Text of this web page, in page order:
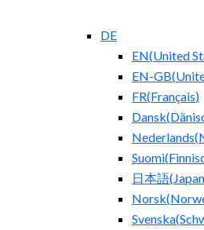
DE
EN(United
EN-GB(
FR(Français)
Dansk(
Nederlands(
Suomi(
日本語(
Norsk(
Svenska(